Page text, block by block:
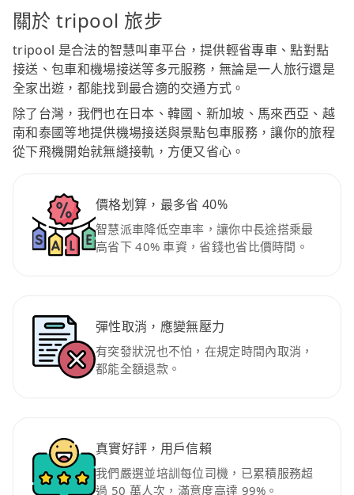
關於 tripool 旅步
tripool 是合法的智慧叫車平台，提供輕省專車、點對點
接送、包車和機場接送等多元服務，無論是一人旅行還是
全家出遊，都能找到最合適的交通方式。
除了台灣，我們也在日本、韓國、新加坡、馬來西亞、越
南和泰國等地提供機場接送與景點包車服務，讓你的旅程
從下飛機開始就無縫接軌，方便又省心。
價格划算，最多省 40%
智慧派車降低空車率，讓你中長途搭乘最
高省下 40% 車資，省錢也省比價時間。
彈性取消，應變無壓力
有突發狀況也不怕，在規定時間內取消，
都能全額退款。
真實好評，用戶信賴
我們嚴選並培訓每位司機，已累積服務超
過 50 萬人次，滿意度高達 99%。